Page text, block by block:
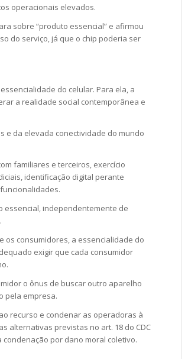
operacionais elevados.
sobre “produto essencial” e afirmou
do serviço, já que o chip poderia ser
do celular. Para ela, a
a realidade social contemporânea e
e da elevada conectividade do mundo
familiares e terceiros, exercício
identificação digital perante
essencial, independentemente de
os consumidores, a essencialidade do
exigir que cada consumidor
o ônus de buscar outro aparelho
pela empresa.
recurso e condenar as operadoras à
alternativas previstas no art. 18 do CDC
por dano moral coletivo.